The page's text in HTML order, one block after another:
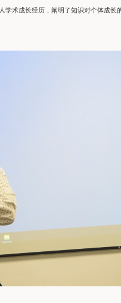
术成长经历，阐明了知识对个体成